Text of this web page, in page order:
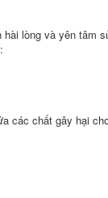
hài lòng và yên tâm
các chất gây hại